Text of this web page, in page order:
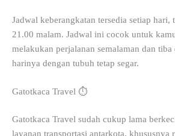
Jadwal keberangkatan tersedia setiap hari,
21.00 malam. Jadwal ini cocok untuk
melakukan perjalanan semalaman dan
harinya dengan tubuh tetap segar.
Gatotkaca Travel ⏱️
Gatotkaca Travel sudah cukup lama
layanan transportasi antarkota, khususnya